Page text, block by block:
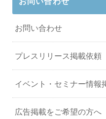
お問い合わせ
プレスリリース掲載依頼
イベント・セミナー情報
広告掲載をご希望の方へ